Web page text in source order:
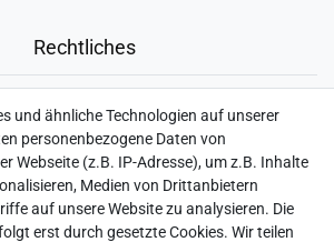
Rechtliches
und ähnliche Technologien auf unserer
personenbezogene Daten von
Webseite (z.B. IP-Adresse), um z.B. Inhalte
Medien von Drittanbietern
auf unsere Website zu analysieren. Die
erst durch gesetzte Cookies. Wir teilen